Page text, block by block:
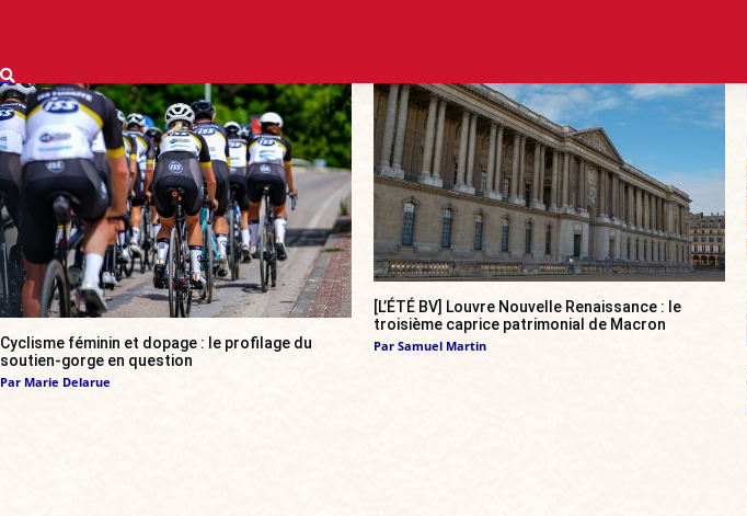
Cyclisme féminin et dopage : le profilage du
soutien-gorge en question
Par Marie Delarue
[L’ÉTÉ BV] Louvre Nouvelle Renaissance : le
troisième caprice patrimonial de Macron
Par Samuel Martin